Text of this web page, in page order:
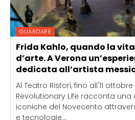
GUARDARE
Frida Kahlo, quando la
d’arte. A Verona
dedicata all’artista
Al Teatro Ristori, fino all'11
Revolutionary Life racconta una
iconiche del Novecento
e tecnologie...